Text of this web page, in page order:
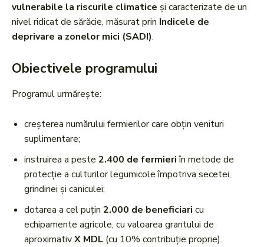
vulnerabile la riscurile climatice și caracterizate de un
nivel ridicat de sărăcie, măsurat prin Indicele de
deprivare a zonelor mici (SADI).
Obiectivele programului
Programul urmărește:
creșterea numărului fermierilor care obțin venituri
suplimentare;
instruirea a peste 2.400 de fermieriîn metode de
protecție a culturilor legumicole împotriva secetei,
grindinei și caniculei;
dotarea a cel puțin 2.000 de beneficiari cu
echipamente agricole, cu valoarea grantului de
aproximativX MDL (cu 10% contribuție proprie).